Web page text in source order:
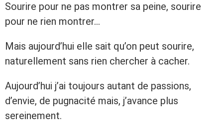
Sourire pour ne pas montrer sa peine, sourire
pour ne rien montrer…
Mais aujourd’hui elle sait qu’on peut sourire,
naturellement sans rien chercher à cacher.
Aujourd’hui j’ai toujours autant de passions,
d’envie, de pugnacité mais, j’avance plus
sereinement.